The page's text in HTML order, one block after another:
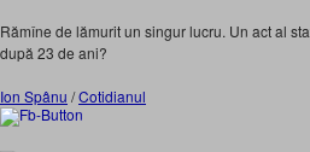
Rămîne de lămurit un singur lucru. Un act al
după 23 de ani?
Ion Spânu /Cotidianul